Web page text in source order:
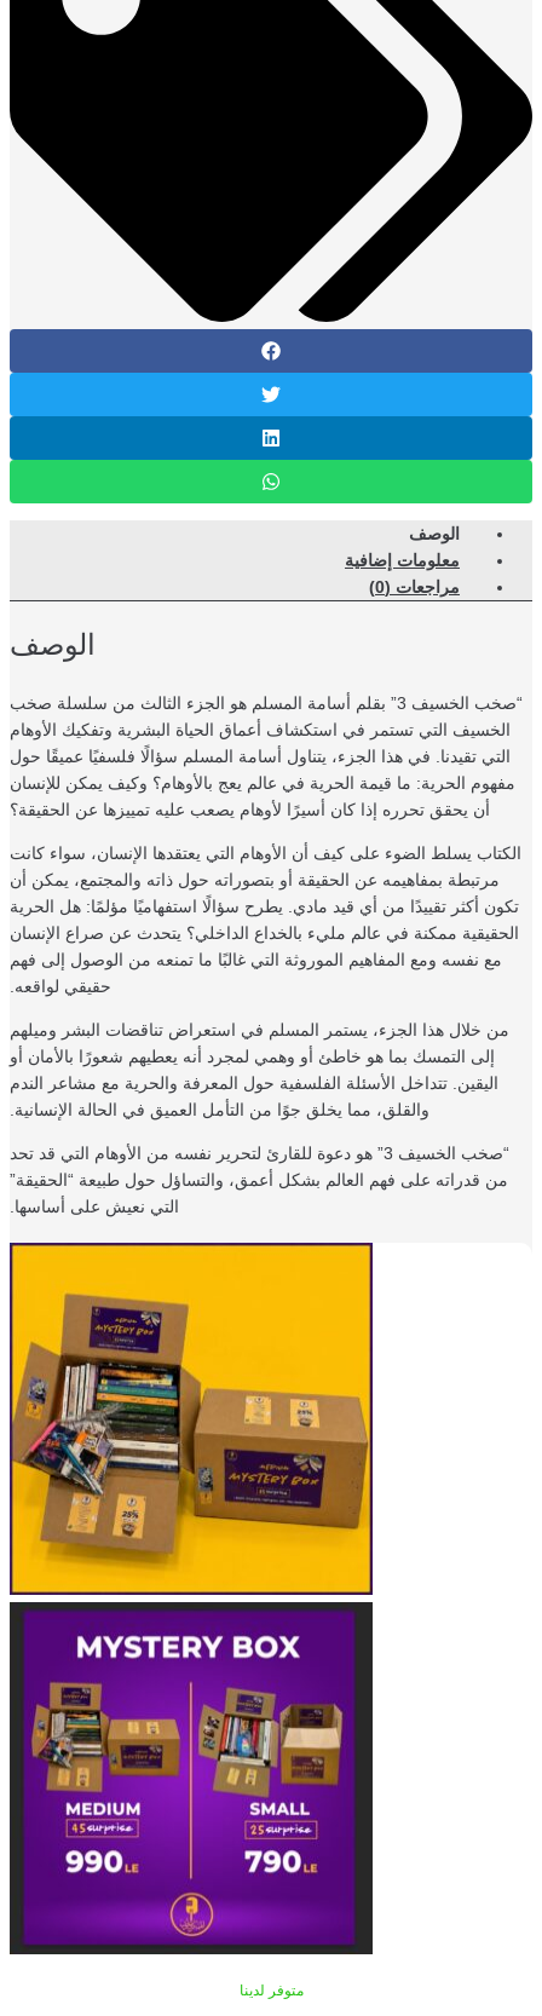
الوصف
معلومات إضافية
مراجعات (0)
الوصف
“صخب الخسيف 3” بقلم أسامة المسلم هو الجزء الثالث من سلسلة صخب
الخسيف التي تستمر في استكشاف أعماق الحياة البشرية وتفكيك الأوهام
التي تقيدنا. في هذا الجزء، يتناول أسامة المسلم سؤالًا فلسفيًا عميقًا حول
الحرية: ما قيمة الحرية في عالم يعج بالأوهام؟ وكيف يمكن للإنسان
أن يحقق تحرره إذا كان أسيرًا لأوهام يصعب عليه تمييزها عن الحقيقة؟
يسلط الضوء على كيف أن الأوهام التي يعتقدها الإنسان، سواء كانت
مرتبطة بمفاهيمه عن الحقيقة أو بتصوراته حول ذاته والمجتمع، يمكن أن
أكثر تقييدًا من أي قيد مادي. يطرح سؤالًا استفهاميًا مؤلمًا: هل الحرية
ممكنة في عالم مليء بالخداع الداخلي؟ يتحدث عن صراع الإنسان
مع نفسه ومع المفاهيم الموروثة التي غالبًا ما تمنعه من الوصول إلى فهم
حقيقي لواقعه.
من خلال هذا الجزء، يستمر المسلم في استعراض تناقضات البشر وميلهم
إلى التمسك بما هو خاطئ أو وهمي لمجرد أنه يعطيهم شعورًا بالأمان أو
اليقين. تتداخل الأسئلة الفلسفية حول المعرفة والحرية مع مشاعر الندم
والقلق، مما يخلق جوًا من التأمل العميق في الحالة الإنسانية.
“صخب الخسيف 3” هو دعوة للقارئ لتحرير نفسه من الأوهام التي قد تحد
من قدراته على فهم العالم بشكل أعمق، والتساؤل حول طبيعة “الحقيقة”
التي نعيش على أساسها.
متوفر لدينا